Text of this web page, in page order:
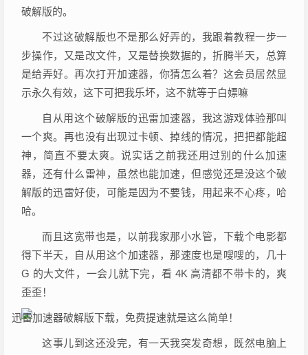
破解版的。
不过这破解版也不是那么好弄的，我跟着教程一步一
步操作，又是改文件，又是替换数据的，折腾半天，总算
是给弄好。再次打开加速器，你猜怎么着？这会员居然显
示永久有效，这下可把我乐坏，这不就等于白嫖嘛
自从用这个破解版的迅雷加速器，我这游戏体验那叫
一个爽。再也没有出现过卡顿、掉线的情况，把把都能超
神，简直不要太爽。说实话之前我还用过别的什么加速
器，还有什么雷神，虽然也能加速，但感觉还是没这个破
解版的迅雷好使，可能是因为不要钱，用起来不心疼，哈
哈。
而且这宽带也是，以前我家那小水管，下载个电影都
得下半天，自从用这个加速器，那速度也是嗖嗖的，几十
G 的大文件，一会儿就下完，看 4K 高清都不带卡的，爽
歪歪！
这事儿到这还没完，有一天我突发奇想，既然电脑上